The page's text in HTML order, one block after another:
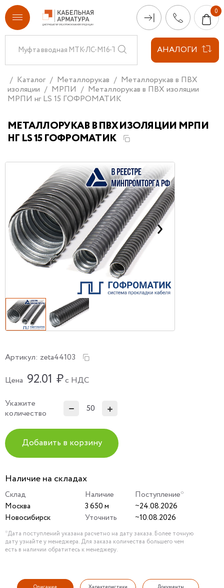
АНАЛОГИ
Каталог Металлорукав
Металлорукав в ПВХ
изоляции
МРПИ
Металлорукав в ПВХ изоляции
МРПИ нг LS 15 ГОФРОМАТИК
МЕТАЛЛОРУКАВ В ПВХ ИЗОЛЯЦИИ МРПИ
НГ LS 15 ГОФРОМАТИК
Артикул: zeta44103
Цена 92.01 ₽с НДС
Укажите
количество
Добавить в корзину
Наличие на складах
Склад Наличие
Поступление*
Москва
3 650 м
~24.08.2026
Новосибирск
Уточнить ~10.08.2026
*Дата поступлений указана расчетно на дату заказа. Более точную
дату узнайте у менеджера. Для заказа количества большего чем
есть в наличии обратитесь к менеджеру.